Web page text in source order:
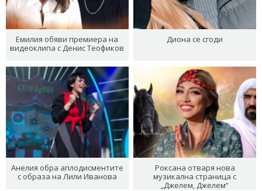
Емилия обяви премиера на
видеоклипа с Денис Теофиков
Диона се сгоди
Анелия обра аплодисментите
с образа на Лили Иванова
Роксана отваря нова
музикална страница с
„Джелем, Джелем“